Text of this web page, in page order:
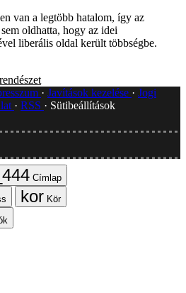
van a legtöbb hatalom, így az
oldhatta, hogy az idei
liberális oldal került többségbe.
Javítások kezelése
Jogi
RSS
Sütibeállítások
Címlap
Kör